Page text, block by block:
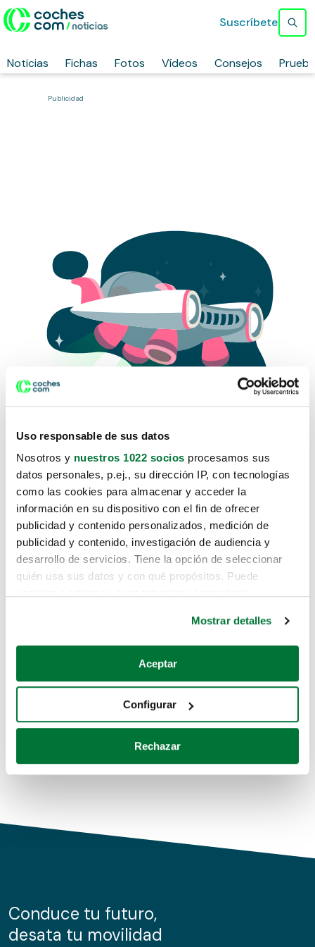
Uso responsable de sus datos
Nosotros y nuestros 1022 socios procesamos sus
datos personales, p.ej., su dirección IP, con tecnologías
como las cookies para almacenar y acceder la
información en su dispositivo con el fin de ofrecer
publicidad y contenido personalizados, medición de
publicidad y contenido, investigación de audiencia y
desarrollo de servicios. Tiene la opción de seleccionar
quién usa sus datos y con qué propósitos. Puede
Si lo permite, también quisiéramos:
Recopilar información sobre su ubicación geográfica
Identificar su dispositivo analizándolo activamente
para buscar características específicas (huellas
Obtenga más información sobre cómo se procesan sus
de cookies.
información sobre el uso que haga del sitio web con
nuestros partners de redes sociales, publicidad y análisis
Mostrar detalles
Aceptar
Configurar
Rechazar
Noticias Fichas Fotos Vídeos Consejos
Suscríbete
Publicidad
Lo sentimos, no sabemos como
te hemos traido hasta aquí.
Pero puedes encontrar el coche que estás
buscando en alguno de estos enlaces:
Coches de segunda mano
Coches de km0
Conduce tu futuro,
desata tu movilidad